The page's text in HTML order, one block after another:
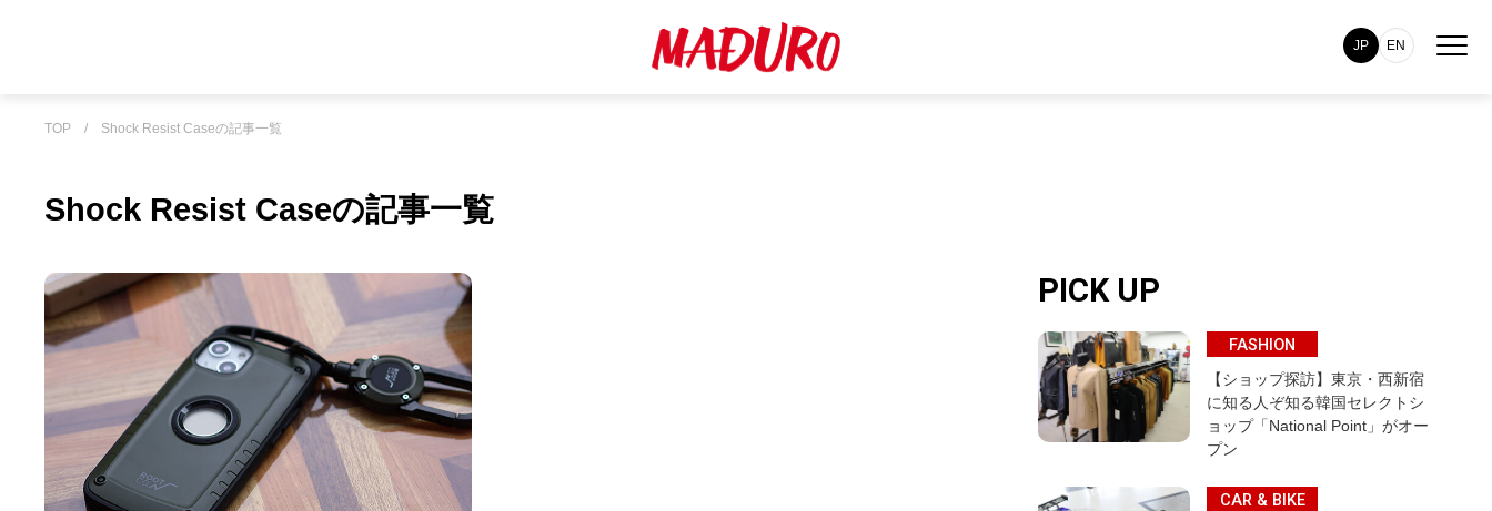
JP EN
TOP / Shock Resist Caseの記事一覧
Shock Resist Caseの記事一覧
PICK UP
FASHION
【ショップ探訪】東京・西新宿
に知る人ぞ知る韓国セレクトシ
ョップ「National Point」がオー
プン
CAR & BIKE